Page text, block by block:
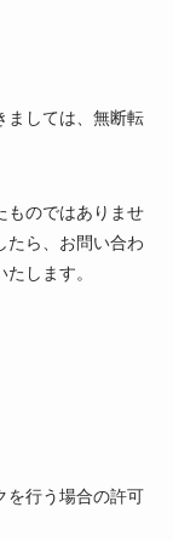
ましては、無断転
ものではありませ
たら、お問い合わ
します。
を行う場合の許可